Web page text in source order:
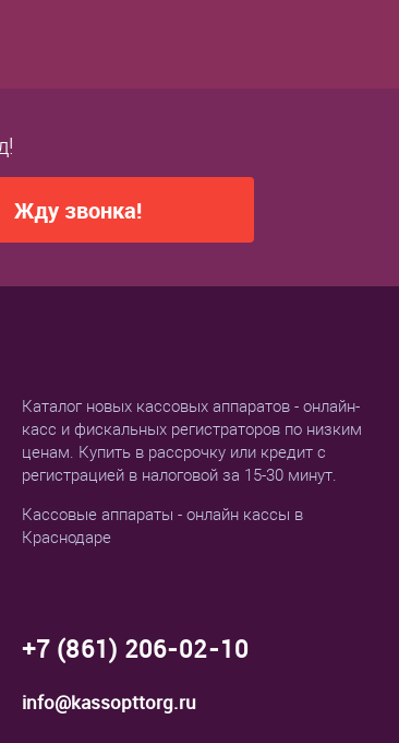
Жду звонка!
Каталог новых кассовых аппаратов - онлайн-
касс и фискальных регистраторов по низким
ценам. Купить в рассрочку или кредит с
регистрацией в налоговой за 15-30 минут.
Кассовые аппараты - онлайн кассы в
Краснодаре
+7 (861) 206-02-10
info@kassopttorg.ru